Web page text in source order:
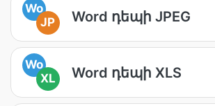
Wo
JP
Word դեպի JPEG
Wo
XL
Word դեպի XLS